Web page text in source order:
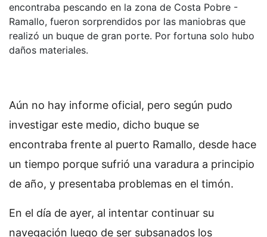
encontraba pescando en la zona de Costa Pobre -
Ramallo, fueron sorprendidos por las maniobras que
realizó un buque de gran porte. Por fortuna solo hubo
daños materiales.
Aún no hay informe oficial, pero según pudo
investigar este medio, dicho buque se
encontraba frente al puerto Ramallo, desde hace
un tiempo porque sufrió una varadura a principio
de año, y presentaba problemas en el timón.
En el día de ayer, al intentar continuar su
navegación luego de ser subsanados los